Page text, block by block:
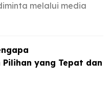
melalui media
yang Tepat dan